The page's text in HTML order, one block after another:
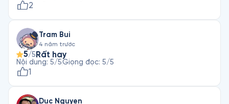
2
Tram Bui
4 năm trước
5/5 Rất hay
Nội dung: 5/5Giọng đọc: 5/5
1
Duc Nguyen